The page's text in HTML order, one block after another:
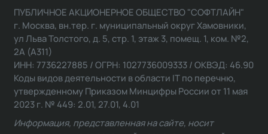
ПУБЛИЧНОЕ АКЦИОНЕРНОЕ ОБЩЕСТВО "СОФТЛАЙН"
г. Москва, вн.тер. г. муниципальный округ Хамовники,
ул Льва Толстого, д. 5, стр. 1, этаж 3, помещ. 1, ком. №2,
2А (А311)
ИНН: 7736227885 / ОГРН: 1027736009333 / ОКВЭД: 46.90
Коды видов деятельности в области IT по перечню,
утвержденному Приказом Минцифры России от 11 мая
2023 г. № 449: 2.01, 27.01, 4.01
Информация, представленная на сайте, носит